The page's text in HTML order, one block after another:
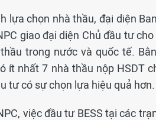
lựa chọn nhà thầu, đại diện
giao đại diện Chủ đầu tư
trong nước và quốc tế.
ít nhất 7 nhà thầu nộp HSDT
tư có sự chọn lựa hiệu quả hơn.
việc đầu tư BESS tại các